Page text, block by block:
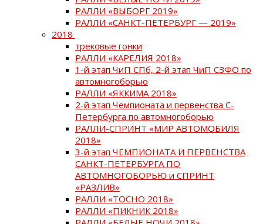
РАЛЛИ «ВЫБОРГ 2019»
РАЛЛИ «САНКТ-ПЕТЕРБУРГ — 2019»
2018
трековые гонки
РАЛЛИ «КАРЕЛИЯ 2018»
1-й этап ЧиП СПб, 2-й этап ЧиП СЗФО по
автомногоборью
РАЛЛИ «ЯККИМА 2018»
2-й этап Чемпионата и первенства С-
Петербурга по автомногоборью
РАЛЛИ-СПРИНТ «МИР АВТОМОБИЛЯ
2018»
3-й этап ЧЕМПИОНАТА И ПЕРВЕНСТВА
САНКТ-ПЕТЕРБУРГА ПО
АВТОМНОГОБОРЬЮ и СПРИНТ
«РАЗЛИВ»
РАЛЛИ «ТОСНО 2018»
РАЛЛИ «ПИКНИК 2018»